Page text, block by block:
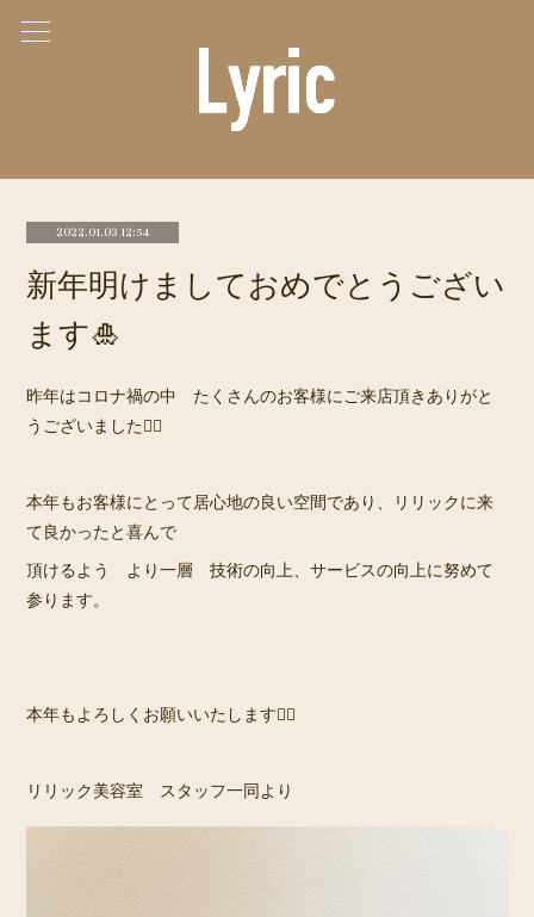
2022.01.03 12:54
新年明けましておめでとうござい
ます🎍
昨年はコロナ禍の中 たくさんのお客様にご来店頂きありがと
うございました🙇‍♀️
本年もお客様にとって居心地の良い空間であり、リリックに来
て良かったと喜んで
頂けるよう より一層 技術の向上、サービスの向上に努めて
参ります。
本年もよろしくお願いいたします🙇‍♀️
リリック美容室 スタッフ一同より